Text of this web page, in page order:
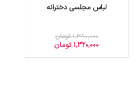
لباس مجلسی دخترانه
1,380,000 تومان
1,320,000 تومان